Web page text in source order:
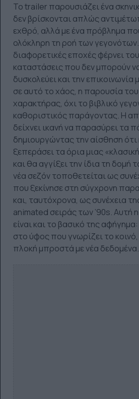
Το trailer παρουσιάζει ένα
δεν βρίσκονται απλώς
εχθρό, αλλά με ένα πρόβλημα
ολόκληρη τη ροή των
διαφορετικές εποχές φέρνει
καταστάσεις που δεν μπορούν
δυσκολεύει και την
σε αυτό το χάος, η παρουσία
χαρακτήρας, όχι το βιβλικό
καθοριστικός παράγοντας. Η
δείχνει ικανή να παρασύρει τα
δημιουργώντας την αίσθηση
ξεπεράσει τα όρια μιας
και θα αγγίξει την ίδια τη δομή
νέα σεζόν τοποθετείται ως
που ξεκίνησε στη σύγχρονη
και, ταυτόχρονα, ως συνέχεια
animated σειράς των ’90s. Αυτή
είναι και το βασικό της
στο ύφος που γνωρίζει το
πλοκή μπροστά με νέα δεδομένα.